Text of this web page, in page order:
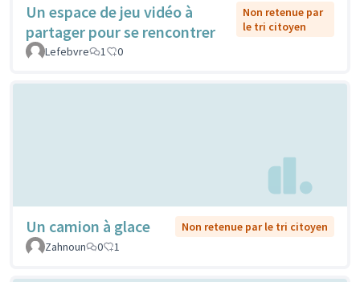
Un espace de jeu vidéo à
partager pour se rencontrer
Non retenue par
le tri citoyen
Lefebvre
1 0
Un camion à glace
Non retenue par le tri citoyen
Zahnoun
0 1